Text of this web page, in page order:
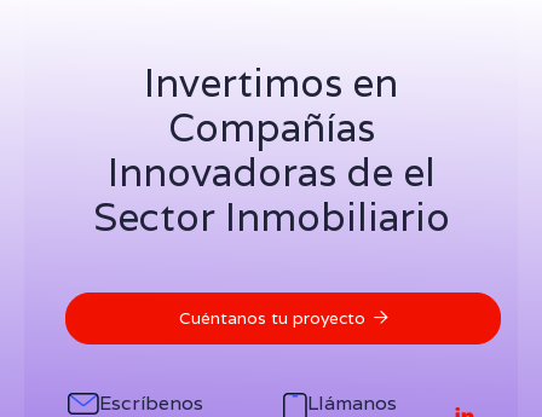
Invertimos en
Compañías
Innovadoras de el
Sector Inmobiliario
Cuéntanos tu proyecto 
Escríbenos Llámanos